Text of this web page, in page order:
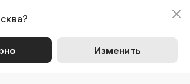
Изменить